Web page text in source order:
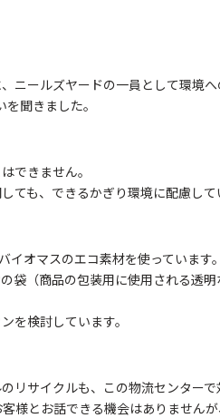
ニールズヤードの一員として環境
聞きました。
できません。
ても、できるかぎり環境に配慮して
オマスのエコ素材を使っています。
袋（商品の包装用に使用される透明
を検討しています。
リサイクルも、この物流センターで
様とお話できる機会はありません